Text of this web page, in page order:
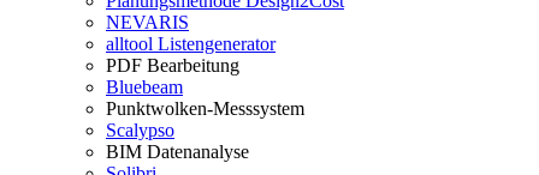
NEVARIS
alltool Listengenerator
PDF Bearbeitung
Bluebeam
Punktwolken-Messsystem
Scalypso
BIM Datenanalyse